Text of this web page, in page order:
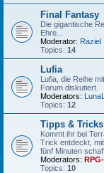
Final Fantasy
Die gigantische
Ehre...
Moderator: Raziel
Topics: 14
Lufia
Lufia, die Reihe
Forum diskutiert.
Moderators:
Topics: 12
Tipps & Tricks
Kommt ihr bei
Trick entdeckt,
fünf Minuten
Moderators:
Topics: 10